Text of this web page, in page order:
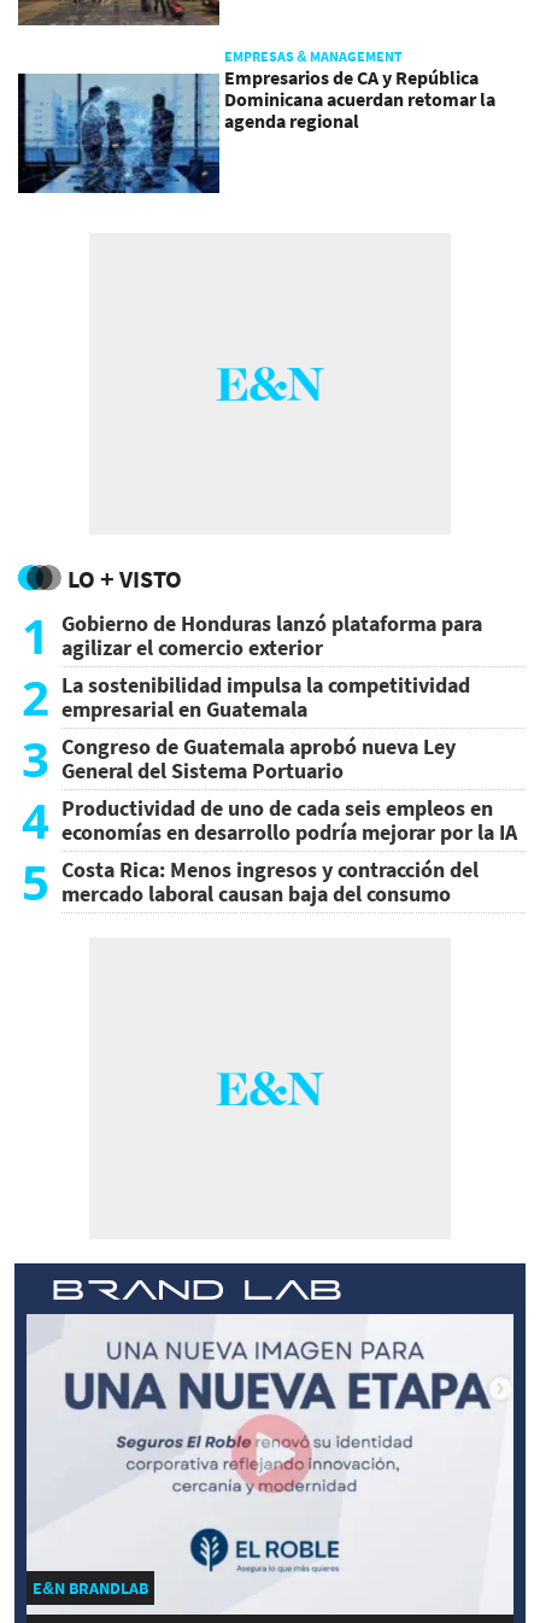
EMPRESAS & MANAGEMENT
Empresarios de CA y República
Dominicana acuerdan retomar la
agenda regional
LO + VISTO
1
Gobierno de Honduras lanzó plataforma para
agilizar el comercio exterior
2 La sostenibilidad impulsa la competitividad
empresarial en Guatemala
3 Congreso de Guatemala aprobó nueva Ley
General del Sistema Portuario
4 Productividad de uno de cada seis empleos en
economías en desarrollo podría mejorar por la IA
5 Costa Rica: Menos ingresos y contracción del
mercado laboral causan baja del consumo
E&N BRANDLAB